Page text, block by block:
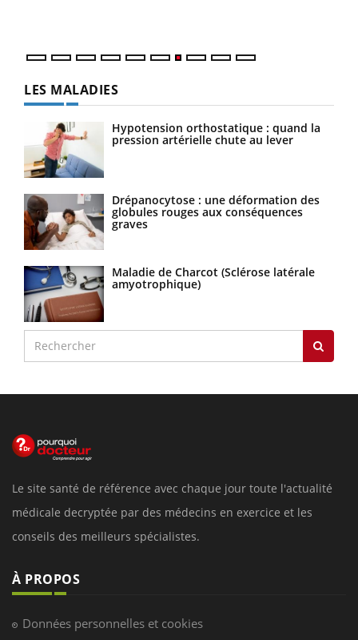
LES MALADIES
Hypotension orthostatique : quand la
pression artérielle chute au lever
Drépanocytose : une déformation des
globules rouges aux conséquences
graves
Maladie de Charcot (Sclérose latérale
amyotrophique)
Le site santé de référence avec chaque jour toute l'actualité
médicale decryptée par des médecins en exercice et les
conseils des meilleurs spécialistes.
À PROPOS
Données personnelles et cookies